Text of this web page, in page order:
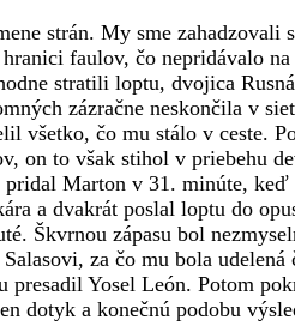
strán. My sme zahadzovali
faulov, čo nepridávalo
stratili loptu, dvojica
zázračne neskončila v
všetko, čo mu stálo v ceste.
on to však stihol v priebehu
Marton v 31. minúte,
a dvakrát poslal loptu do
Škvrnou zápasu bol
za čo mu bola
presadil Yosel León. Potom
dotyk a konečnú podobu